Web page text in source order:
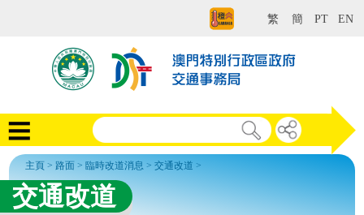
繁 簡 PT EN
主頁 >路面 > 臨時改道消息 >交通改道 >
交通改道